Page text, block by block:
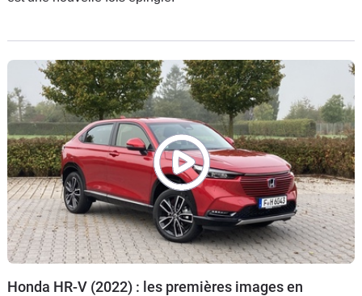
Honda HR-V (2022) : les premières images en